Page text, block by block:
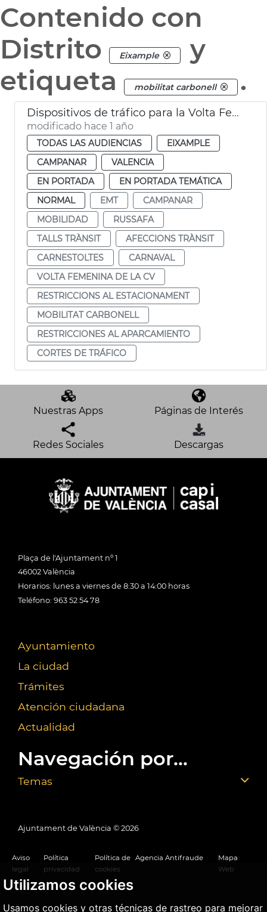
Utilizamos cookies
Usamos cookies y otras técnicas de rastreo para mejorar
Contenido con
Distrito
Eixample
y
etiqueta
mobilitat carbonell .
Dispositivos de tráfico para la Volta Femenina de la CV y el carnaval de Russafa
modificado hace 1 año
TODAS LAS AUDIENCIAS
EIXAMPLE
CAMPANAR
VALENCIA
EN PORTADA
EN PORTADA TEMÁTICA
NORMAL
EMT
CAMPANAR
MOBILIDAD
RUSSAFA
TALLS TRÀNSIT
AFECCIONS TRÀNSIT
CARNESTOLTES
CARNAVAL
VOLTA FEMENINA DE LA CV
RESTRICCIONS AL ESTACIONAMENT
MOBILITAT CARBONELL
RESTRICCIONES AL APARCAMIENTO
CORTES DE TRÁFICO
Nuestras Apps Páginas de Interés
Redes Sociales Descargas
Plaça de l'Ajuntament nº 1
46002 València
Horarios: lunes a viernes de 8:30 a 14:00 horas
Teléfono: 963 52 54 78
Ayuntamiento
La ciudad
Trámites
Atención ciudadana
Actualidad
Navegación por...
Temas
Ajuntament de València © 2026
Aviso
legal
Política
privacidad
Política de
cookies
Agencia Antifraude
Mapa
Web